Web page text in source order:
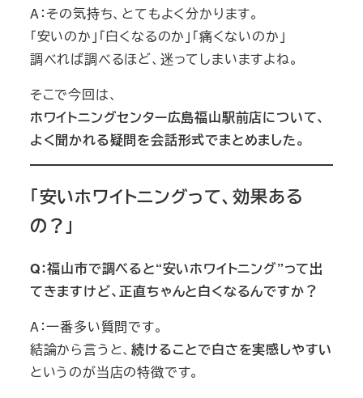
A：その気持ち、とてもよく分かります。
「安いのか」「白くなるのか」「痛くないのか」
調べれば調べるほど、迷ってしまいますよね。
そこで今回は、
ホワイトニングセンター広島福山駅前店について、
よく聞かれる疑問を会話形式でまとめました。
「安いホワイトニングって、効果ある
の？」
Q：福山市で調べると“安いホワイトニング”って出
てきますけど、正直ちゃんと白くなるんですか？
A：一番多い質問です。
結論から言うと、続けることで白さを実感しやすい
というのが当店の特徴です。